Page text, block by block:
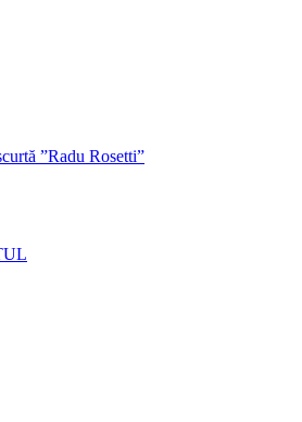
”Radu Rosetti”